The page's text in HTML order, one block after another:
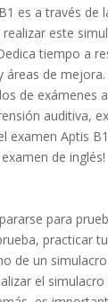
es a través de
este
tiempo a
de
de exámenes
auditiva,
Aptis
de inglés!
para
practicar
de un
el